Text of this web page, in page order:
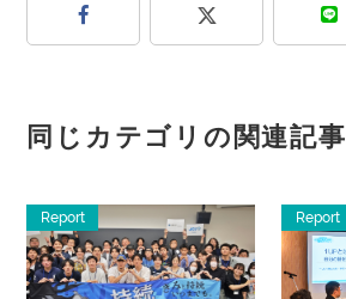
同じカテゴリの関連記事
Report Report